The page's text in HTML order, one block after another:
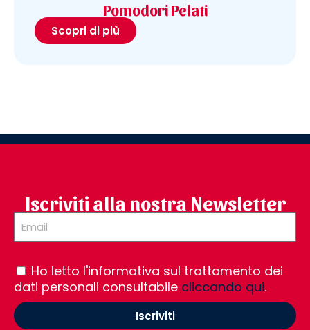
Pomodori Pelati
Scopri di più
Iscriviti alla nostra Newsletter
Ho letto l'informativa sul trattamento dei
dati personali consultabile cliccando qui.
Iscriviti